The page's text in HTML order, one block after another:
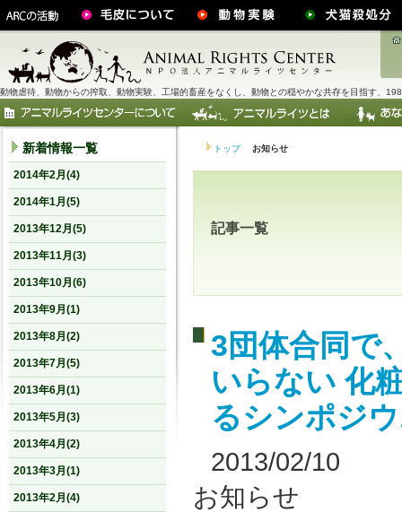
動物虐待、動物からの搾取、動物実験、工場的畜産をなくし、動物との穏やかな共存を目指す、
トップ お知らせ
記事一覧
3団体合同で
いらない 化
るシンポジ
2013/02/10
お知らせ
新着情報一覧
2014年2月(4)
2014年1月(5)
2013年12月(5)
2013年11月(3)
2013年10月(6)
2013年9月(1)
2013年8月(2)
2013年7月(5)
2013年6月(1)
2013年5月(3)
2013年4月(2)
2013年3月(1)
2013年2月(4)